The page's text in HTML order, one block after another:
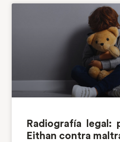
Radiografía legal:
Eithan contra